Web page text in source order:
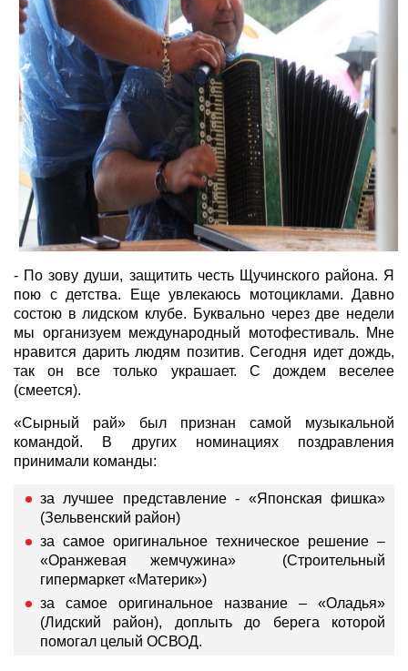
- По зову души, защитить честь Щучинского района. Я
пою с детства. Еще увлекаюсь мотоциклами. Давно
состою в лидском клубе. Буквально через две недели
мы организуем международный мотофестиваль. Мне
нравится дарить людям позитив. Сегодня идет дождь,
так он все только украшает. С дождем веселее
(смеется).
«Сырный рай» был признан самой музыкальной
командой. В других номинациях поздравления
принимали команды:
за лучшее представление - «Японская фишка»
(Зельвенский район)
за самое оригинальное техническое решение –
«Оранжевая жемчужина» (Строительный
гипермаркет «Материк»)
за самое оригинальное название – «Оладья»
(Лидский район), доплыть до берега которой
помогал целый ОСВОД.